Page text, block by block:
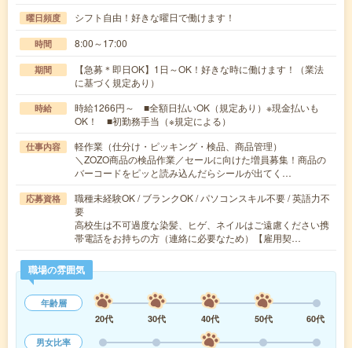
曜日頻度 シフト自由！好きな曜日で働けます！
時間 8:00～17:00
期間
【急募＊即日OK】1日～OK！好きな時に働けます！（業法
に基づく規定あり）
時給
時給1266円～ ■全額日払いOK（規定あり）※現金払いも
OK！ ■初勤務手当（※規定による）
仕事内容
軽作業（仕分け・ピッキング・検品、商品管理）
＼ZOZO商品の検品作業／セールに向けた増員募集！商品の
バーコードをピッと読み込んだらシールが出てく…
応募資格
職種未経験OK / ブランクOK / パソコンスキル不要 / 英語力不
要
高校生は不可過度な染髪、ヒゲ、ネイルはご遠慮ください携
帯電話をお持ちの方（連絡に必要なため）【雇用契…
職場の雰囲気
年齢層
20代
30代 40代 50代
60代
男女比率